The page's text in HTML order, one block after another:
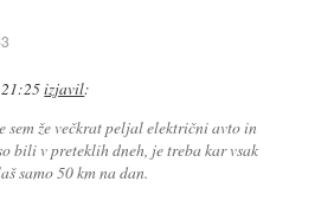
izjavil:
sem že večkrat peljal električni avto in
bili v preteklih dneh, je treba kar vsak
samo 50 km na dan.